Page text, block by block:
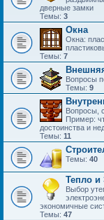
дверные замки
Темы: 3
Окна
Окна:
Темы: 7
Вопросы
Темы: 9
Вопросы,
Пример:
достоинства и
Темы: 11
Темы: 40
Тепло и
Выбор
экономичные
Темы: 47